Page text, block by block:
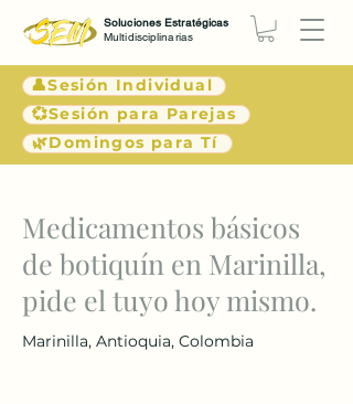
👤Sesión Individual
💞Sesión para Parejas
🌿Domingos para Tí
Soluciones Estratégicas
Multidisciplinarias
< Atrás
Medicamentos básicos
de botiquín en Marinilla,
pide el tuyo hoy mismo.
Marinilla, Antioquia, Colombia